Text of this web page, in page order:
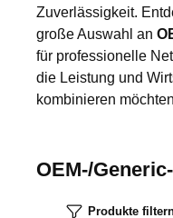
Zuverlässigkeit.
große Auswahl an
für professionelle
die Leistung und
kombinieren
OEM-/
Produkte